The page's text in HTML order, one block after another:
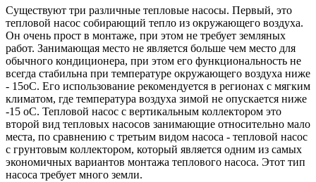
Существуют три различные тепловые насосы. Первый, это
тепловой насос собирающий тепло из окружающего воздуха.
Он очень прост в монтаже, при этом не требует земляных
работ. Занимающая место не является больше чем место для
обычного кондиционера, при этом его функциональность не
всегда стабильна при температуре окружающего воздуха ниже
- 15oC. Его использование рекомендуется в регионах с мягким
климатом, где температура воздуха зимой не опускается ниже
-15 oC. Тепловой насос с вертикальным коллектором это
второй вид тепловых насосов занимающие относительно мало
места, по сравнению с третьим видом насоса - тепловой насос
с грунтовым коллектором, который является одним из самых
экономичных вариантов монтажа теплового насоса. Этот тип
насоса требует много земли.